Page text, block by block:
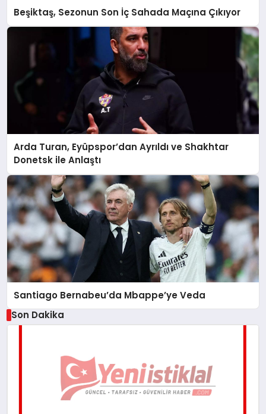
Beşiktaş, Sezonun Son İç Sahada Maçına Çıkıyor
Arda Turan, Eyüpspor’dan Ayrıldı ve Shakhtar
Donetsk ile Anlaştı
Santiago Bernabeu’da Mbappe’ye Veda
Son Dakika